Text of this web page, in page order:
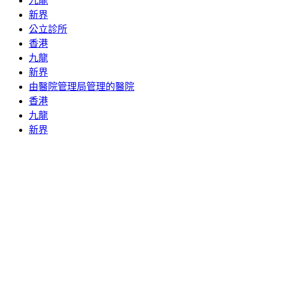
新界
公立診所
香港
九龍
新界
由醫院管理局管理的醫院
香港
九龍
新界